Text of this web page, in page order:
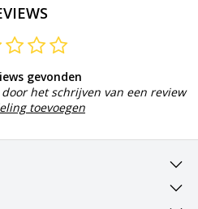
gevonden
het schrijven van een review
toevoegen